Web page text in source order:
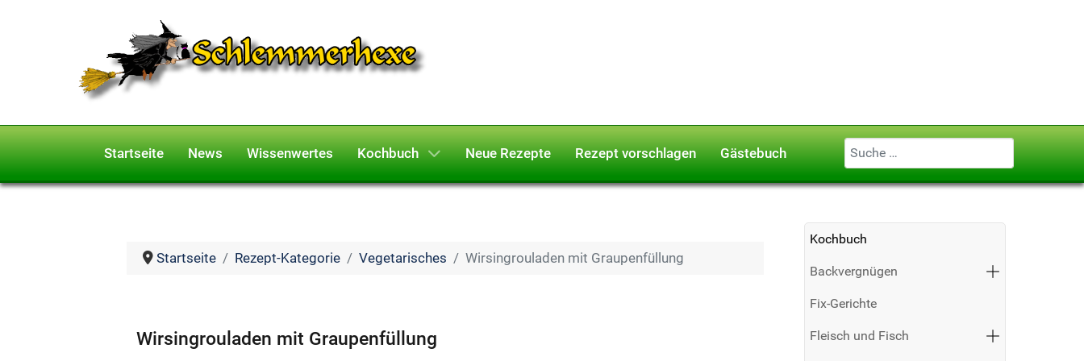
Startseite News Wissenwertes Kochbuch Neue Rezepte Rezept vorschlagen Gästebuch Geben Sie ...
Startseite Rezept-Kategorie Vegetarisches Wirsingrouladen mit Graupenfüllung
Wirsingrouladen mit Graupenfüllung
Kochbuch
Backvergnügen
Fix-Gerichte
Fleisch und Fisch